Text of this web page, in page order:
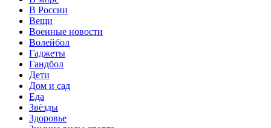
В России
Вещи
Военные новости
Волейбол
Гаджеты
Гандбол
Дети
Дом и сад
Еда
Звёзды
Здоровье